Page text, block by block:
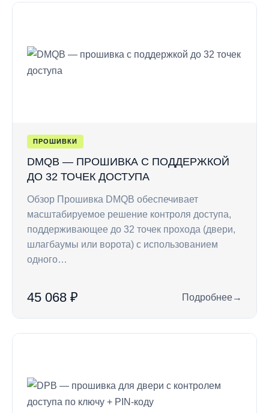
ПРОШИВКИ
DMQB — ПРОШИВКА С ПОДДЕРЖКОЙ
ДО 32 ТОЧЕК ДОСТУПА
Обзор Прошивка DMQB обеспечивает
масштабируемое решение контроля доступа,
поддерживающее до 32 точек прохода (двери,
шлагбаумы или ворота) с использованием
одного…
45 068 ₽ Подробнее
: DMQB —
→